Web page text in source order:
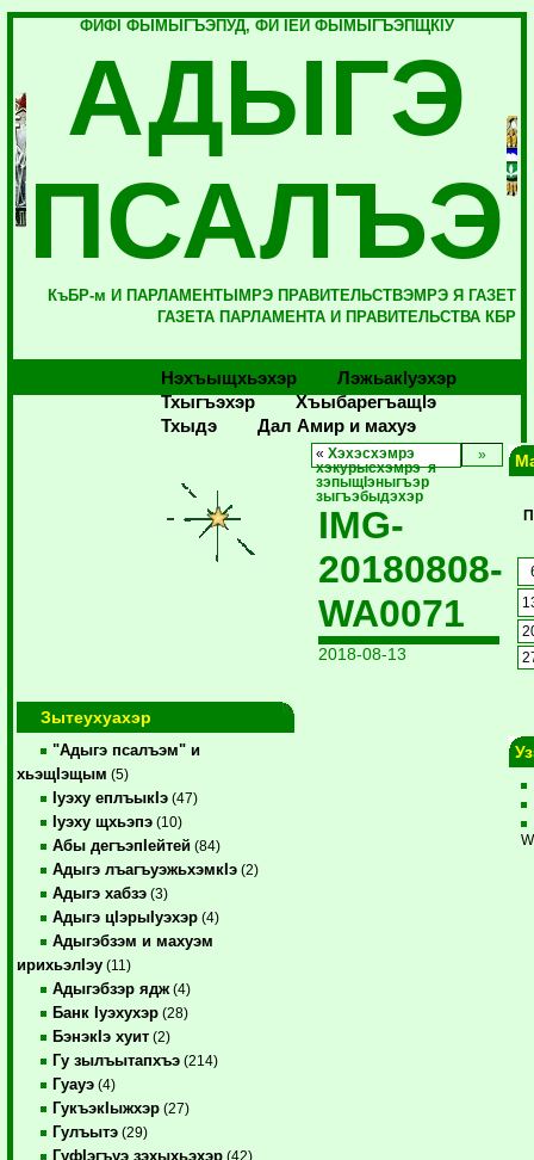
ФИФI ФЫМЫГЪЭПУД, ФИ IЕЙ ФЫМЫГЪЭПЩКIУ
АДЫГЭ
ПСАЛЪЭ
КъБР-м И ПАРЛАМЕНТЫМРЭ ПРАВИТЕЛЬСТВЭМРЭ Я ГАЗЕТ
ГАЗЕТА ПАРЛАМЕНТА И ПРАВИТЕЛЬСТВА КБР
Нэхъыщхьэхэр
Лэжьакlуэхэр
Тхыгъэхэр
Хъыбарегъащlэ
Тхыдэ
Дал Амир и махуэ
Зытеухуахэр
"Адыгэ псалъэм" и
хьэщIэщым (5)
Iуэху еплъыкIэ (47)
Iуэху щхьэпэ (10)
Абы дегъэпIейтей (84)
Адыгэ лъагъуэжьхэмкIэ (2)
Адыгэ хабзэ (3)
Адыгэ цIэрыIуэхэр (4)
Адыгэбзэм и махуэм
ирихьэлIэу (11)
Адыгэбзэр ядж (4)
Банк Iуэхухэр (28)
БэнэкIэ хуит (2)
Гу зылъытапхъэ (214)
Гуауэ (4)
ГукъэкIыжхэр (27)
Гулъытэ (29)
ГуфIэгъуэ зэхыхьэхэр (42)
«Хэхэсхэмрэ
хэкурысхэмрэ я
зэпыщIэныгъэр
зыгъэбыдэхэр
IMG-
20180808-
WA0071
2018-08-13